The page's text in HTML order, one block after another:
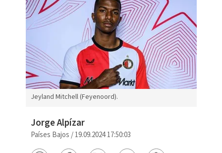
Jeyland Mitchell (Feyenoord).
Jorge Alpízar
Países Bajos /19.09.2024 17:50:03